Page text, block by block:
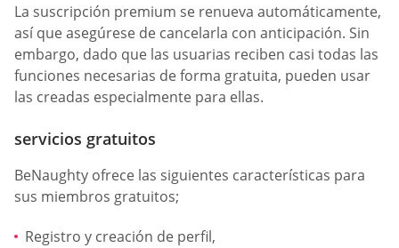
La suscripción premium se renueva automáticamente,
así que asegúrese de cancelarla con anticipación. Sin
embargo, dado que las usuarias reciben casi todas las
funciones necesarias de forma gratuita, pueden usar
las creadas especialmente para ellas.
servicios gratuitos
BeNaughty ofrece las siguientes características para
sus miembros gratuitos;
Registro y creación de perfil,